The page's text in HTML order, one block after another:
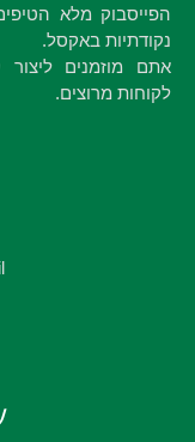
הפייסבוק מלא
נקודתיות באקסל.
אתם מוזמנים
לקוחות מרוצים.